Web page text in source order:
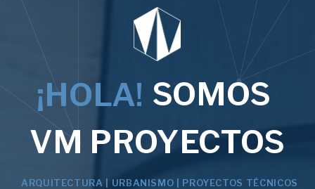
VM PROYECTOS
¡HOLA! SOMOS
ARQUITECTURA | URBANISMO | PROYECTOS TÉCNICOS